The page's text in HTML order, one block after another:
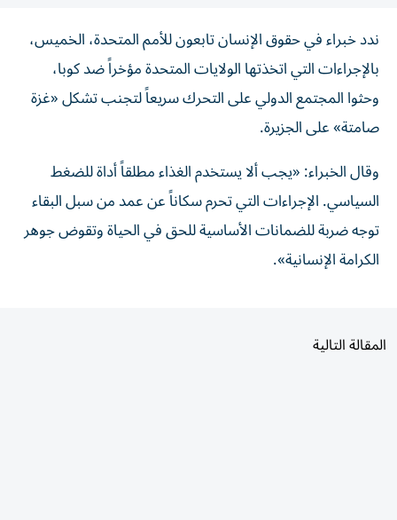
ندد ‌خبراء في حقوق ​الإنسان ⁠تابعون ‌للأمم المتحدة، الخميس،
بالإجراءات التي ‌اتخذتها الولايات المتحدة مؤخراً ⁠ضد كوبا،
وحثوا المجتمع الدولي على التحرك سريعاً لتجنب ​تشكل «غزة
صامتة» على ‌الجزيرة.
وقال الخبراء: «يجب ألا يستخدم ⁠الغذاء مطلقاً أداة للضغط
السياسي. الإجراءات ​التي ‌تحرم ‌سكاناً عن عمد من سبل ‌البقاء
توجه ‌ضربة للضمانات ⁠الأساسية ‌للحق في الحياة وتقوض ⁠جوهر ​
الكرامة الإنسانية».
المقالة التالية